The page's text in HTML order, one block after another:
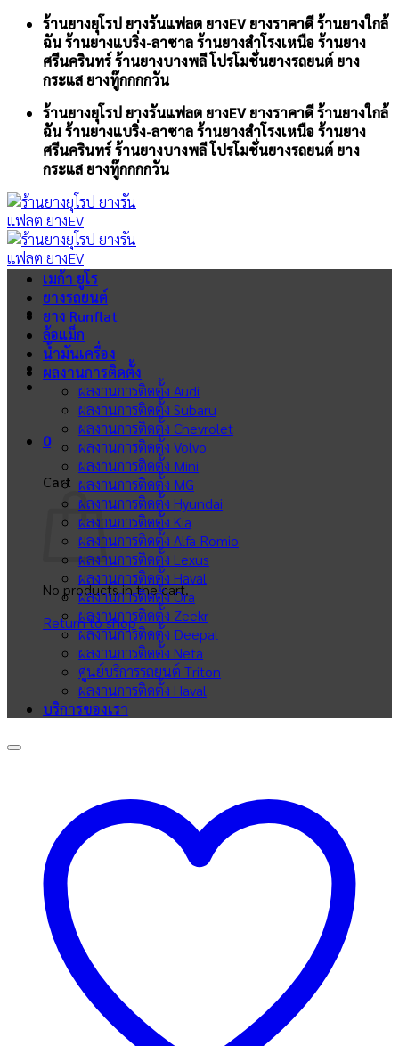
Skip
content
ร้านยางยุโรป ยางรันแฟลต ยางEV ยางราคาดี ร้านยางใกล้
ฉัน ร้านยางแบริ่ง-ลาซาล ร้านยางสำโรงเหนือ ร้านยาง
ศรีนครินทร์ ร้านยางบางพลี โปรโมชั่นยางรถยนต์ ยาง
กระแส ยางทู๊กกกกวัน
ร้านยางยุโรป ยางรันแฟลต ยางEV ยางราคาดี ร้านยางใกล้
ฉัน ร้านยางแบริ่ง-ลาซาล ร้านยางสำโรงเหนือ ร้านยาง
ศรีนครินทร์ ร้านยางบางพลี โปรโมชั่นยางรถยนต์ ยาง
กระแส ยางทู๊กกกกวัน
0
Cart
No products in the cart.
Return to shop
เมก้า ยูโร
ยางรถยนต์
ยาง Runflat
ล้อแม็ก
น้ำมันเครื่อง
ผลงานการติดตั้ง
ผลงานการติดตั้ง Audi
ผลงานการติดตั้ง Subaru
ผลงานการติดตั้ง Chevrolet
ผลงานการติดตั้ง Volvo
ผลงานการติดตั้ง Mini
ผลงานการติดตั้ง MG
ผลงานการติดตั้ง Hyundai
ผลงานการติดตั้ง Kia
ผลงานการติดตั้ง Alfa Romio
ผลงานการติดตั้ง Lexus
ผลงานการติดตั้ง Haval
ผลงานการติดตั้ง Ora
ผลงานการติดตั้ง Zeekr
ผลงานการติดตั้ง Deepal
ผลงานการติดตั้ง Neta
ศูนย์บริการรถยนต์ Triton
ผลงานการติดตั้ง Haval
บริการของเรา